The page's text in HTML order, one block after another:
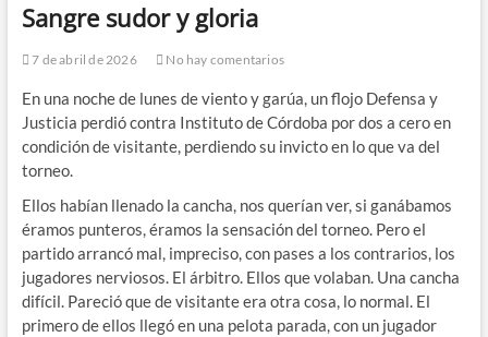
Sangre sudor y gloria
7 de abril de 2026 No hay comentarios
En una noche de lunes de viento y garúa, un flojo Defensa y
Justicia perdió contra Instituto de Córdoba por dos a cero en
condición de visitante, perdiendo su invicto en lo que va del
torneo.
Ellos habían llenado la cancha, nos querían ver, si ganábamos
éramos punteros, éramos la sensación del torneo. Pero el
partido arrancó mal, impreciso, con pases a los contrarios, los
jugadores nerviosos. El árbitro. Ellos que volaban. Una cancha
difícil. Pareció que de visitante era otra cosa, lo normal. El
primero de ellos llegó en una pelota parada, con un jugador